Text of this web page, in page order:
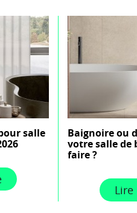
salle
Baignoire ou
votre salle de
faire ?
Lire